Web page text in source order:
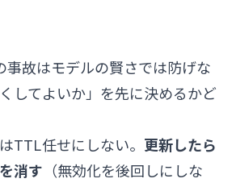
事故はモデルの賢さでは防げな
してよいか」を先に決めるかど
TTL任せにしない。 更新したら
消す （無効化を後回しにしな